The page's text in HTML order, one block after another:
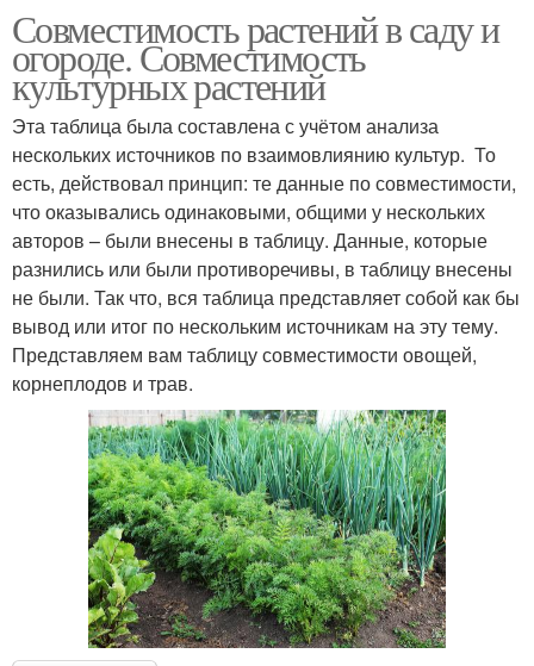
Совместимость растений в саду и
огороде. Совместимость
культурных растений
Эта таблица была составлена с учётом анализа
нескольких источников по взаимовлиянию культур. То
есть, действовал принцип: те данные по совместимости,
что оказывались одинаковыми, общими у нескольких
авторов – были внесены в таблицу. Данные, которые
разнились или были противоречивы, в таблицу внесены
не были. Так что, вся таблица представляет собой как бы
вывод или итог по нескольким источникам на эту тему.
Представляем вам таблицу совместимости овощей,
корнеплодов и трав.